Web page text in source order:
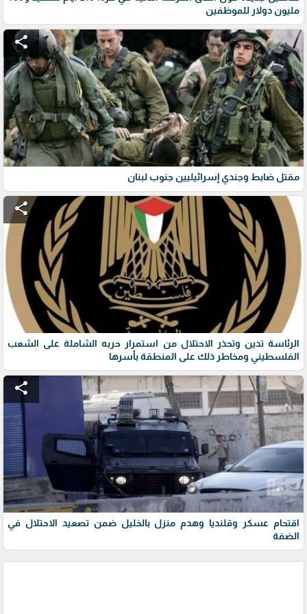
مليون دولار للموظفين
share
مقتل ضابط وجندي إسرائيليين جنوب لبنان
share
الرئاسة تدين وتحذر الاحتلال من استمرار حربه الشاملة على الشعب
الفلسطيني ومخاطر ذلك على المنطقة بأسرها
share
اقتحام عسكر وقلنديا وهدم منزل بالخليل ضمن تصعيد الاحتلال في
الضفة